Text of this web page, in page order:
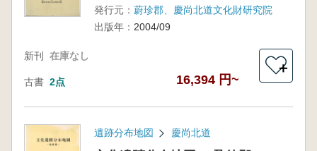
発行元： 蔚珍郡、慶尚北道文化財研究院
出版年： 2004/09
新刊 在庫なし
古書 2点 16,394 円~
＋
遺跡分布地図 慶尚北道